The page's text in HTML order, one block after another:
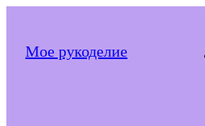
Мое рукоделие